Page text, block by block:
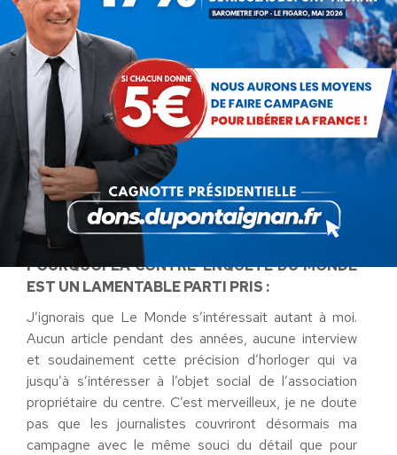
en 2013, selon l’Insee. Ensuite, le « centre de
vacances luxueux » est en fait un centre fermé
depuis six ans. Il appartient à Renouveau vacances,
une association de « tourismesocial et
solidaire »dont l’objectif est de fournir des
vacances abordables aux familles… bien loin du
« luxe», donc. L’association a abandonné le centre
à la suite de graves difficultés financières et elle a
fusionné avec un autre organisme, qui a prévu de
le
rouvriren 2018.
POURQUOI LA CONTRE-ENQUETE DU MONDE
EST UN LAMENTABLE PARTI PRIS :
J’ignorais que Le Monde s’intéressait autant à moi.
Aucun article pendant des années, aucune interview
et soudainement cette précision d’horloger qui va
jusqu’à s’intéresser à l’objet social de l’association
propriétaire du centre. C’est merveilleux, je ne doute
pas que les journalistes couvriront désormais ma
campagne avec le même souci du détail que pour